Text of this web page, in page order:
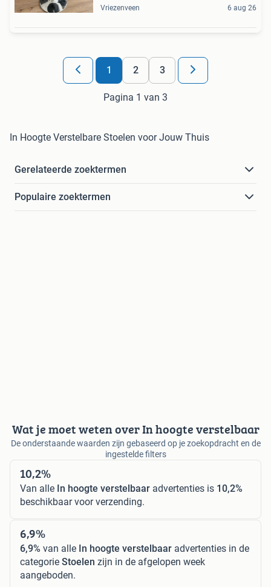
Vriezenveen 6 aug 26
1 2 3
Pagina 1 van 3
In Hoogte Verstelbare Stoelen voor Jouw Thuis
Gerelateerde zoektermen
Populaire zoektermen
Wat je moet weten over In hoogte verstelbaar
De onderstaande waarden zijn gebaseerd op je zoekopdracht en de
ingestelde filters
10,2%
Van alle In hoogte verstelbaar advertenties is 10,2%
beschikbaar voor verzending.
6,9%
6,9% van alle In hoogte verstelbaar advertenties in de
categorie Stoelen zijn in de afgelopen week
aangeboden.